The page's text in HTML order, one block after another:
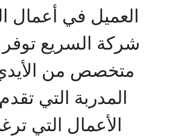
العميل في أعمال
شركة السريع
متخصص من الأيدي
المدربة التي
الأعمال التي